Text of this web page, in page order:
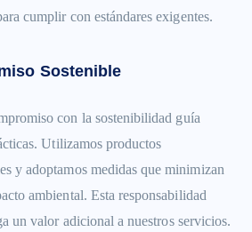
cumplir con estándares exigentes.
Sostenible
con la sostenibilidad guía
Utilizamos productos
y adoptamos medidas que minimizan
ambiental. Esta responsabilidad
un valor adicional a nuestros servicios.